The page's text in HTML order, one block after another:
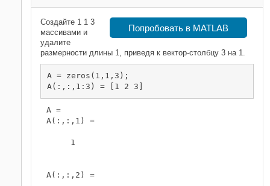
Попробовать в MATLAB
Создайте 1 1 3
массивами и
удалите
размерности длины 1, приведя к вектор-столбцу 3 на 1.
A = zeros(1,1,3);
A(:,:,1:3) = [1 2 3]
A =
A(:,:,1) =
     1
A(:,:,2) =